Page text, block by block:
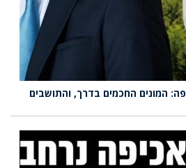
המונים החכמים בדרך, והתושבים